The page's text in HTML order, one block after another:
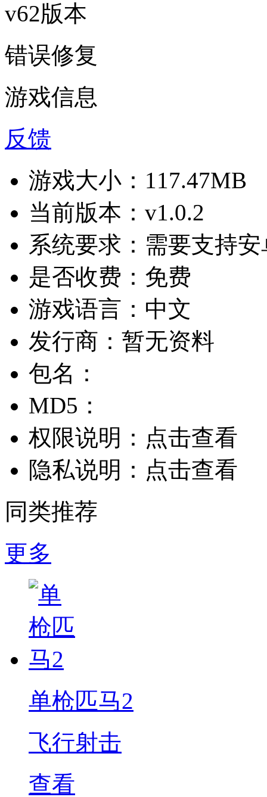
v62版本
错误修复
游戏信息
反馈
游戏大小： 117.47MB
当前版本： v1.0.2
系统要求： 需要支持
是否收费： 免费
游戏语言： 中文
发行商： 暂无资料
包名：
MD5：
权限说明： 点击查看
隐私说明： 点击查看
同类推荐
更多
单枪匹马2
飞行射击
查看